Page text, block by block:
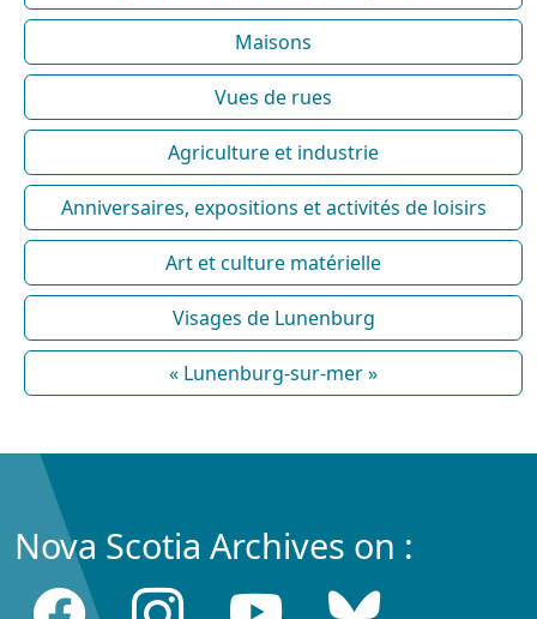
Maisons
Vues de rues
Agriculture et industrie
Anniversaires, expositions et activités de loisirs
Art et culture matérielle
Visages de Lunenburg
« Lunenburg-sur-mer »
Nova Scotia Archives on :